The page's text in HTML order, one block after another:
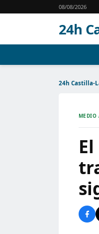
08/08/2026
24h
24h Castilla-
MEDIO